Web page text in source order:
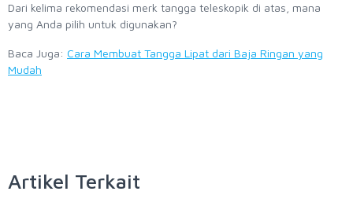
Dari kelima rekomendasi merk tangga teleskopik di atas, mana
yang Anda pilih untuk digunakan?
Baca Juga: Cara Membuat Tangga Lipat dari Baja Ringan yang
Mudah
Artikel Terkait